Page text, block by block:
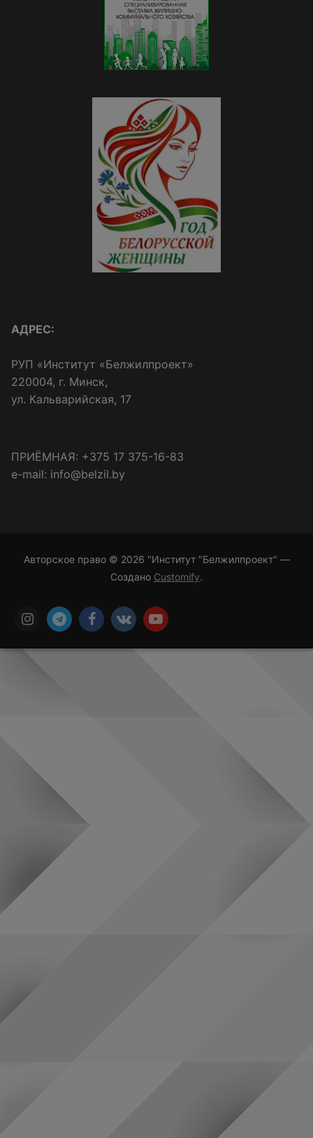
АДРЕС:
РУП «Институт «Белжилпроект»
220004, г. Минск,
ул. Кальварийская, 17
ПРИЁМНАЯ: +375 17 375-16-83
e-mail: info@belzil.by
Авторское право © 2026 "Институт "Белжилпроект" —
Создано Customify.